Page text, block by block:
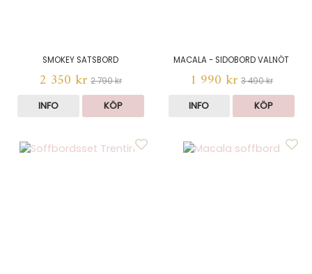
SMOKEY SATSBORD
2 350 kr 2 790 kr
INFO KÖP
MACALA - SIDOBORD VALNÖT
1 990 kr 3 490 kr
INFO KÖP